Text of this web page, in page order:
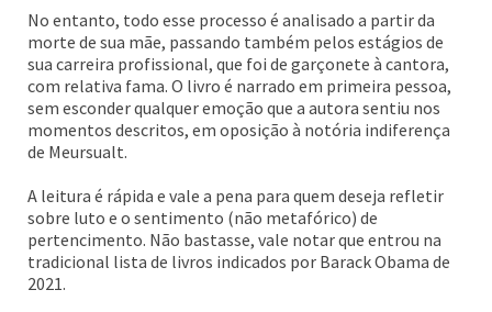
No entanto, todo esse processo é analisado a partir da
morte de sua mãe, passando também pelos estágios de
sua carreira profissional, que foi de garçonete à cantora,
com relativa fama. O livro é narrado em primeira pessoa,
sem esconder qualquer emoção que a autora sentiu nos
momentos descritos, em oposição à notória indiferença
de Meursualt.
A leitura é rápida e vale a pena para quem deseja refletir
sobre luto e o sentimento (não metafórico) de
pertencimento. Não bastasse, vale notar que entrou na
tradicional lista de livros indicados por Barack Obama de
2021.